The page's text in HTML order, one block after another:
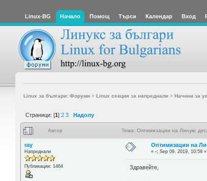
Linux-BG Начало Помощ Търси Календар Вход
Linux за българи: Форуми> Linux секция за напреднали> Начини за
Страници: [1] 2 3 Надолу
Автор Тема: Оптимизации на Линукс
ray
Напреднали
Публикации: 1464
Оптимизации на
«-: Sep 09, 2019, 10:59 »
Здравейте,